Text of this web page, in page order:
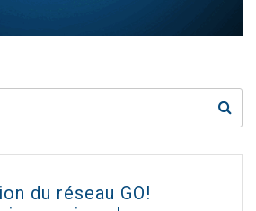
du réseau GO!